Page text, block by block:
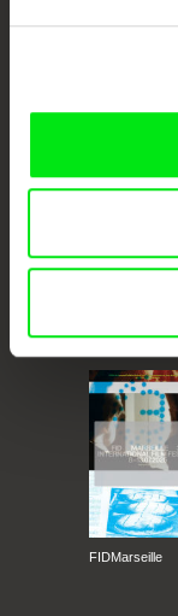
európskych festivalov
FIDMarseille